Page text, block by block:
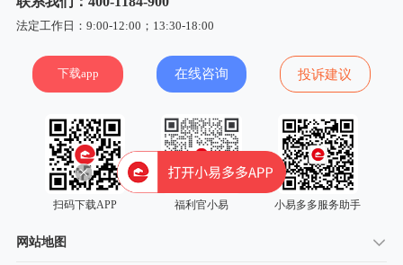
法定工作日：9:00-12:00；13:30-18:00
下载app 在线咨询 投诉建议
扫码下载APP 福利官小易 小易多多服务助手
网站地图